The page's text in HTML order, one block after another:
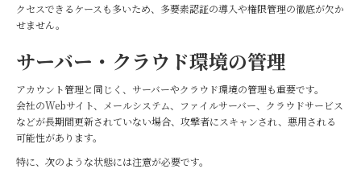
クセスできるケースも多いため、多要素認証の導入や権限管理の徹底が欠か
せません。
サーバー・クラウド環境の管理
アカウント管理と同じく、サーバーやクラウド環境の管理も重要です。
会社のWebサイト、メールシステム、ファイルサーバー、クラウドサービス
などが長期間更新されていない場合、攻撃者にスキャンされ、悪用される
可能性があります。
特に、次のような状態には注意が必要です。